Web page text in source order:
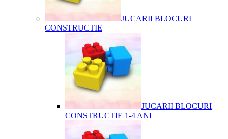
JUCARII BLOCURI
CONSTRUCTIE
JUCARII BLOCURI
CONSTRUCTIE 1-4 ANI